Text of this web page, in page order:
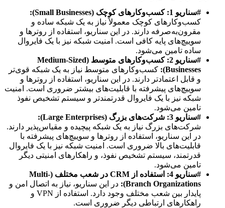
#سناریو 1: کسب‌وکارهای کوچک (Small Businesses):
کسب‌وکارهای کوچک معمولاً نیاز به یک شبکه ساده و
مقرون‌به‌صرفه دارند. در این سناریو، استفاده از روترها و
سوییچ‌های پایه کافی است. امنیت شبکه نیز با یک فایروال
ساده تامین می‌شود.
#سناریو 2: کسب‌وکارهای متوسط (Medium-Sized
Businesses):
کسب‌وکارهای متوسط نیاز به یک شبکه قوی‌تر
و قابل اعتمادتر دارند. در این سناریو، استفاده از روترها و
سوییچ‌های پیشرفته با قابلیت‌های بیشتر ضروری است. امنیت
شبکه نیز با یک فایروال قدرتمندتر و سیستم تشخیص نفوذ
تامین می‌شود.
#سناریو 3: شرکت‌های بزرگ (Large Enterprises):
شرکت‌های بزرگ نیاز به یک شبکه پیچیده و مقیاس‌پذیر دارند.
در این سناریو، استفاده از روترها و سوییچ‌های پیشرفته با
قابلیت‌های بالا ضروری است. امنیت شبکه نیز با یک فایروال
قدرتمند، سیستم تشخیص نفوذ، و راهکارهای امنیتی دیگر
تامین می‌شود.
#سناریو 4: استفاده از CRM در شعب مختلف (Multi-
Branch Organizations):
در این سناریو، نیاز به اتصال امن و
پایدار بین شعب مختلف وجود دارد. استفاده از VPN و
راهکارهای ارتباطی دیگر ضروری است.